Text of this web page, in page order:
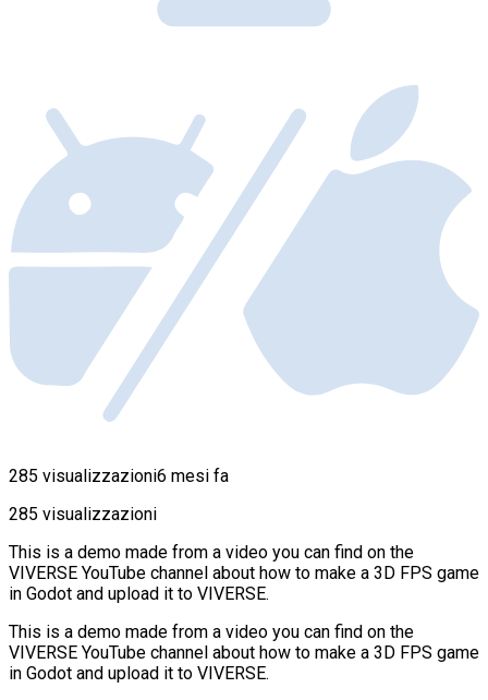
285 visualizzazioni6 mesi fa
285 visualizzazioni
This is a demo made from a video you can find on the
VIVERSE YouTube channel about how to make a 3D FPS game
in Godot and upload it to VIVERSE.
This is a demo made from a video you can find on the
VIVERSE YouTube channel about how to make a 3D FPS game
in Godot and upload it to VIVERSE.